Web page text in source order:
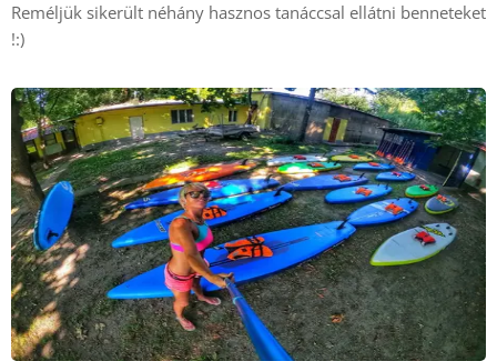
Reméljük sikerült néhány hasznos tanáccsal ellátni benneteket
!:)